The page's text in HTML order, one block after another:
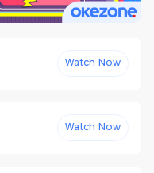
Watch Now
Watch Now